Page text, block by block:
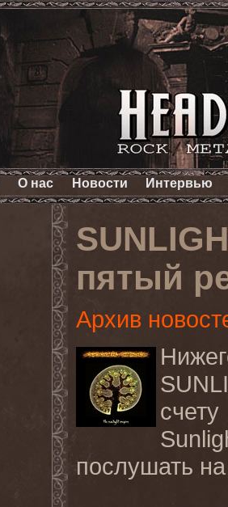
О нас Новости Интервью
пятый
Архив
послушать